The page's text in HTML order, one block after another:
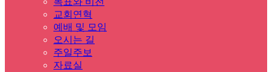
교회연혁
예배 및 모임
오시는 길
주일주보
자료실